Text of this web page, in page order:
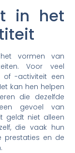
in het
vormen van
Voor veel
of -activiteit een
kan hen helpen
die dezelfde
gevoel van
geldt niet alleen
die vaak hun
prestaties en de